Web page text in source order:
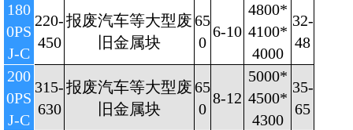
180
0PS
J-C
220-
450
报废汽车等大型废
旧金属块
65
0
6-10
4800*
4100*
4000
32-
48
200
0PS
J-C
315-
630
报废汽车等大型废
旧金属块
65
0
8-12
5000*
4500*
4300
35-
65